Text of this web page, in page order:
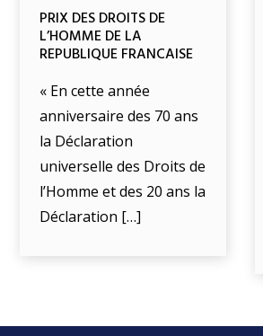
PRIX DES DROITS DE
L’HOMME DE LA
REPUBLIQUE FRANCAISE
« En cette année
anniversaire des 70 ans
la Déclaration
universelle des Droits de
l’Homme et des 20 ans la
Déclaration […]